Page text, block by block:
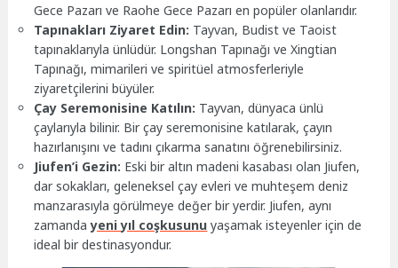
Gece Pazarı ve Raohe Gece Pazarı en popüler olanlarıdır.
Tapınakları Ziyaret Edin: Tayvan, Budist ve Taoist
tapınaklarıyla ünlüdür. Longshan Tapınağı ve Xingtian
Tapınağı, mimarileri ve spiritüel atmosferleriyle
ziyaretçilerini büyüler.
Çay Seremonisine Katılın: Tayvan, dünyaca ünlü
çaylarıyla bilinir. Bir çay seremonisine katılarak, çayın
hazırlanışını ve tadını çıkarma sanatını öğrenebilirsiniz.
Jiufen’i Gezin: Eski bir altın madeni kasabası olan Jiufen,
dar sokakları, geleneksel çay evleri ve muhteşem deniz
manzarasıyla görülmeye değer bir yerdir. Jiufen, aynı
zamandayeni yıl coşkusunu yaşamak isteyenler için de
ideal bir destinasyondur.